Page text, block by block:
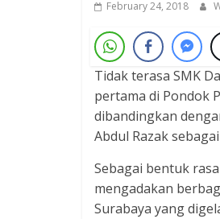
February 24, 2018
Tidak terasa SMK
pertama di Pondok
dibandingkan
Abdul Razak
Sebagai bentuk
mengadakan
Surabaya yang